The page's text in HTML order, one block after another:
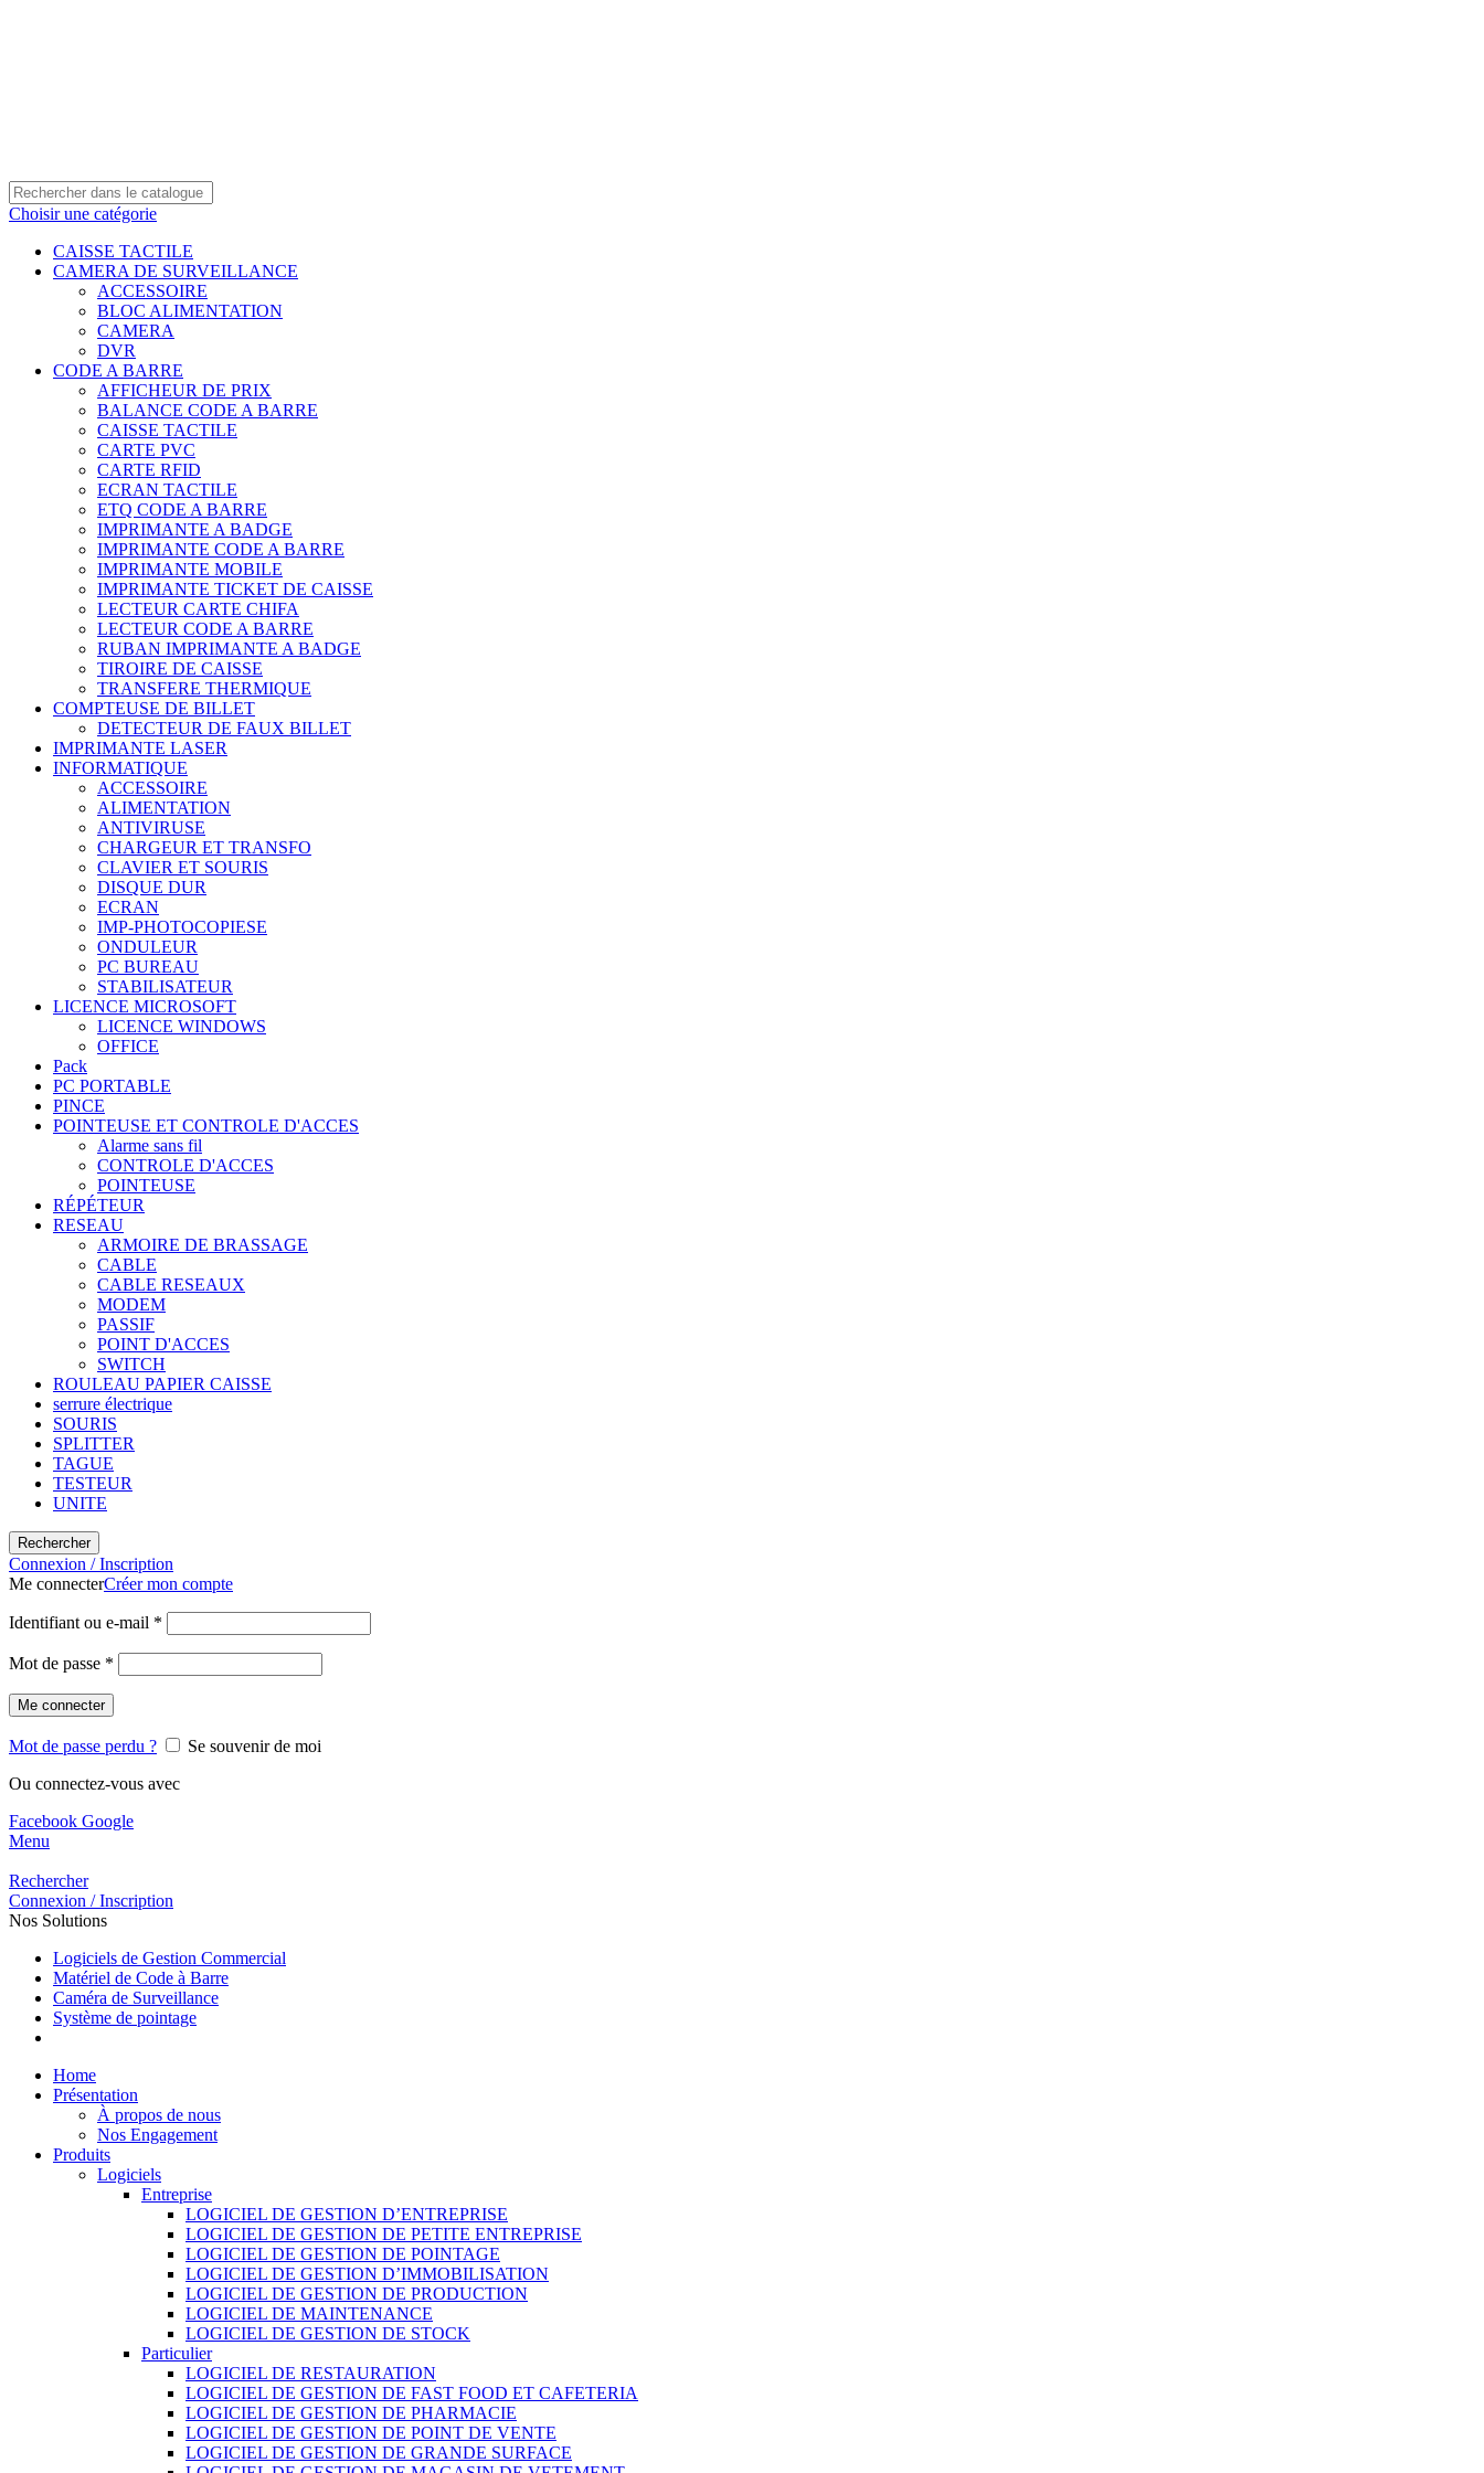
Choisir une catégorie
CAISSE TACTILE
CAMERA DE SURVEILLANCE
ACCESSOIRE
BLOC ALIMENTATION
CAMERA
DVR
CODE A BARRE
AFFICHEUR DE PRIX
BALANCE CODE A BARRE
CAISSE TACTILE
CARTE PVC
CARTE RFID
ECRAN TACTILE
ETQ CODE A BARRE
IMPRIMANTE A BADGE
IMPRIMANTE CODE A BARRE
IMPRIMANTE MOBILE
IMPRIMANTE TICKET DE CAISSE
LECTEUR CARTE CHIFA
LECTEUR CODE A BARRE
RUBAN IMPRIMANTE A BADGE
TIROIRE DE CAISSE
TRANSFERE THERMIQUE
COMPTEUSE DE BILLET
DETECTEUR DE FAUX BILLET
IMPRIMANTE LASER
INFORMATIQUE
ACCESSOIRE
ALIMENTATION
ANTIVIRUSE
CHARGEUR ET TRANSFO
CLAVIER ET SOURIS
DISQUE DUR
ECRAN
IMP-PHOTOCOPIESE
ONDULEUR
PC BUREAU
STABILISATEUR
LICENCE MICROSOFT
LICENCE WINDOWS
OFFICE
Pack
PC PORTABLE
PINCE
POINTEUSE ET CONTROLE D'ACCES
Alarme sans fil
CONTROLE D'ACCES
POINTEUSE
RÉPÉTEUR
RESEAU
ARMOIRE DE BRASSAGE
CABLE
CABLE RESEAUX
MODEM
PASSIF
POINT D'ACCES
SWITCH
ROULEAU PAPIER CAISSE
serrure électrique
SOURIS
SPLITTER
TAGUE
TESTEUR
UNITE
Rechercher
Connexion / Inscription
Me connecterCréer mon compte
Identifiant ou e-mail *
Mot de passe *
Me connecter
Mot de passe perdu ?
Se souvenir de moi
Ou connectez-vous avec
Facebook Google
Menu
Rechercher
Connexion / Inscription
Nos Solutions
Logiciels de Gestion Commercial
Matériel de Code à Barre
Caméra de Surveillance
Système de pointage
Home
Présentation
À propos de nous
Nos Engagement
Produits
Logiciels
Entreprise
LOGICIEL DE GESTION D’ENTREPRISE
LOGICIEL DE GESTION DE PETITE ENTREPRISE
LOGICIEL DE GESTION DE POINTAGE
LOGICIEL DE GESTION D’IMMOBILISATION
LOGICIEL DE GESTION DE PRODUCTION
LOGICIEL DE MAINTENANCE
LOGICIEL DE GESTION DE STOCK
Particulier
LOGICIEL DE RESTAURATION
LOGICIEL DE GESTION DE FAST FOOD ET CAFETERIA
LOGICIEL DE GESTION DE PHARMACIE
LOGICIEL DE GESTION DE POINT DE VENTE
LOGICIEL DE GESTION DE GRANDE SURFACE